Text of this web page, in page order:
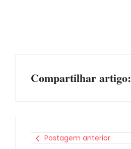
Compartilhar artigo:
Postagem anterior